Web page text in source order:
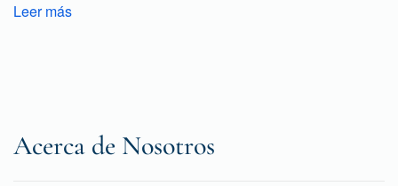
Leer más
Acerca de Nosotros